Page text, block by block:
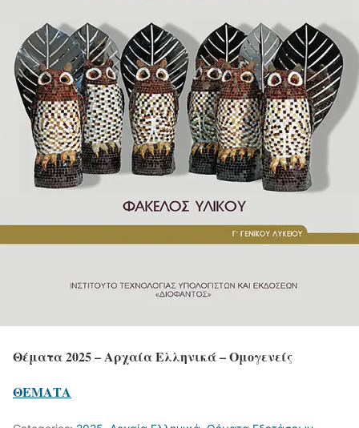
Θέματα 2025 – Αρχαία Ελληνικά – Ομογενείς
ΘΕΜΑΤΑ